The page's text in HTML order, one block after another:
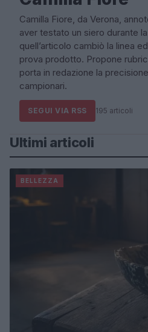
Camilla Fiore, da Verona,
aver testato un siero durante
quell’articolo cambiò la linea
prova prodotto. Propone
porta in redazione la
campionari.
SEGUI VIA RSS 195 articoli
Ultimi articoli
BELLEZZA